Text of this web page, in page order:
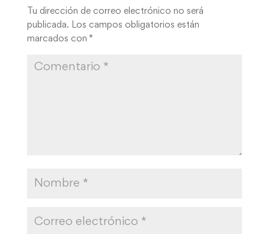
Tu dirección de correo electrónico no será
publicada. Los campos obligatorios están
marcados con *